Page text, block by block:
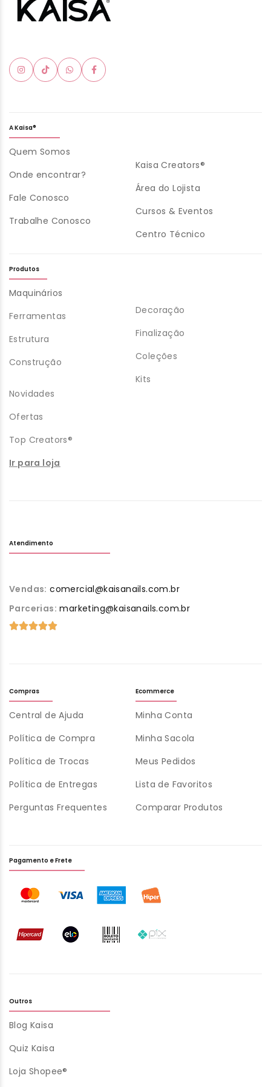
A Kaisa®
Quem Somos
Onde encontrar?
Fale Conosco
Trabalhe Conosco
Kaisa Creators®
Área do Lojista
Cursos & Eventos
Centro Técnico
Produtos
Maquinários
Ferramentas
Estrutura
Construção
Decoração
Finalização
Coleções
Kits
Novidades
Ofertas
Top Creators®
Ir para loja
Atendimento
Vendas: comercial@kaisanails.com.br
Parcerias: marketing@kaisanails.com.br
Compras
Central de Ajuda
Política de Compra
Política de Trocas
Política de Entregas
Perguntas Frequentes
Ecommerce
Minha Conta
Minha Sacola
Meus Pedidos
Lista de Favoritos
Comparar Produtos
Outros
Blog Kaisa
Quiz Kaisa
Loja Shopee®
Pagamento e Frete